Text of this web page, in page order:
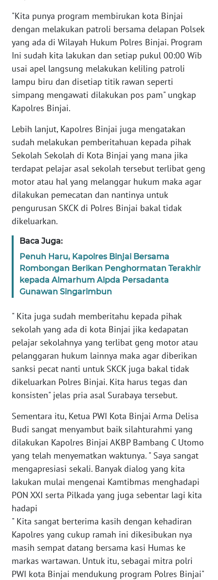
"Kita punya program membirukan kota Binjai
dengan melakukan patroli bersama delapan Polsek
yang ada di Wilayah Hukum Polres Binjai. Program
Ini sudah kita lakukan dan setiap pukul 00:00 Wib
usai apel langsung melakukan keliling patroli
lampu biru dan disetiap titik rawan seperti
simpang mengawati dilakukan pos pam" ungkap
Kapolres Binjai.
Lebih lanjut, Kapolres Binjai juga mengatakan
sudah melakukan pemberitahuan kepada pihak
Sekolah Sekolah di Kota Binjai yang mana jika
terdapat pelajar asal sekolah tersebut terlibat geng
motor atau hal yang melanggar hukum maka agar
dilakukan pemecatan dan nantinya untuk
pengurusan SKCK di Polres Binjai bakal tidak
dikeluarkan.
Baca Juga:
Penuh Haru, Kapolres Binjai Bersama
Rombongan Berikan Penghormatan Terakhir
kepada Almarhum Aipda Persadanta
Gunawan Singarimbun
" Kita juga sudah memberitahu kepada pihak
sekolah yang ada di kota Binjai jika kedapatan
pelajar sekolahnya yang terlibat geng motor atau
pelanggaran hukum lainnya maka agar diberikan
sanksi pecat nanti untuk SKCK juga bakal tidak
dikeluarkan Polres Binjai. Kita harus tegas dan
konsisten" jelas pria asal Surabaya tersebut.
Sementara itu, Ketua PWI Kota Binjai Arma Delisa
Budi sangat menyambut baik silahturahmi yang
dilakukan Kapolres Binjai AKBP Bambang C Utomo
yang telah menyematkan waktunya. " Saya sangat
mengapresiasi sekali. Banyak dialog yang kita
lakukan mulai mengenai Kamtibmas menghadapi
PON XXI serta Pilkada yang juga sebentar lagi kita
hadapi
" Kita sangat berterima kasih dengan kehadiran
Kapolres yang cukup ramah ini dikesibukan nya
masih sempat datang bersama kasi Humas ke
markas wartawan. Untuk itu, sebagai mitra polri
PWI kota Binjai mendukung program Polres Binjai"
WN
SULTRA
WN
NTB
WN
SULTENG
WN
SULBAR
WN
SUMBAR
WN
BENGKULU
WN
LAMPUNG
WN
JATENG
WN
NUSANTARA
WN
JOGJA
WN
JATIM
WN
WN
KALBAR
WN
KALTENG